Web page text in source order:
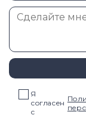
Я
согласен
с